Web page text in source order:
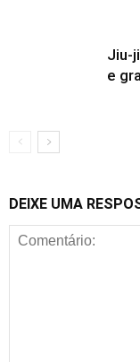
Jiu-
e
DEIXE UMA